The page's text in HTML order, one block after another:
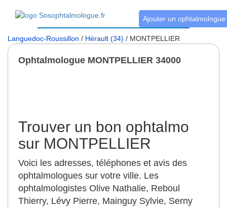
Ajouter un ophtalmologue
Languedoc-Roussillon / Hérault (34) / MONTPELLIER
Ophtalmologue MONTPELLIER 34000
Trouver un bon ophtalmo
sur MONTPELLIER
Voici les adresses, téléphones et avis des
ophtalmologues sur votre ville. Les
ophtalmologistes Olive Nathalie, Reboul
Thierry, Lévy Pierre, Mainguy Sylvie, Serny